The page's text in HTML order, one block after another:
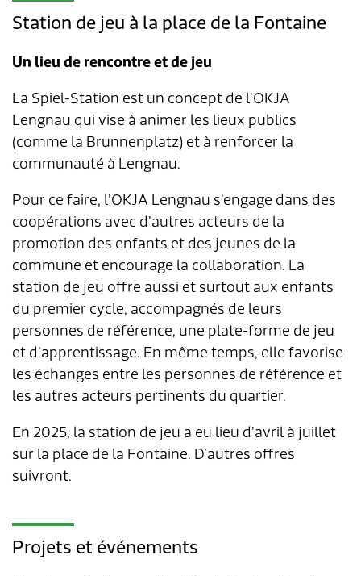
Station de jeu à la place de la Fontaine
Un lieu de rencontre et de jeu
La Spiel-Station est un concept de l’OKJA
Lengnau qui vise à animer les lieux publics
(comme la Brunnenplatz) et à renforcer la
communauté à Lengnau.
Pour ce faire, l’OKJA Lengnau s’engage dans des
coopérations avec d’autres acteurs de la
promotion des enfants et des jeunes de la
commune et encourage la collaboration. La
station de jeu offre aussi et surtout aux enfants
du premier cycle, accompagnés de leurs
personnes de référence, une plate-forme de jeu
et d’apprentissage. En même temps, elle favorise
les échanges entre les personnes de référence et
les autres acteurs pertinents du quartier.
En 2025, la station de jeu a eu lieu d’avril à juillet
sur la place de la Fontaine. D’autres offres
suivront.
Projets et événements